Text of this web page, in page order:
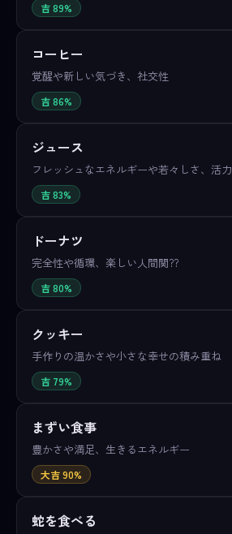
吉 89%
コーヒー
覚醒や新しい気づき、社交性
吉 86%
ジュース
フレッシュなエネルギーや若々しさ、活力
吉 83%
ドーナツ
完全性や循環、楽しい人間関??
吉 80%
クッキー
手作りの温かさや小さな幸せの積み重ね
吉 79%
まずい食事
豊かさや満足、生きるエネルギー
大吉 90%
蛇を食べる